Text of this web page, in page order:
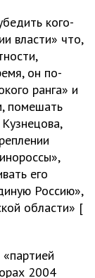
кого-
власти» что,
он по-
ранга» и
помешать
его
Россию»,
области» [
2004